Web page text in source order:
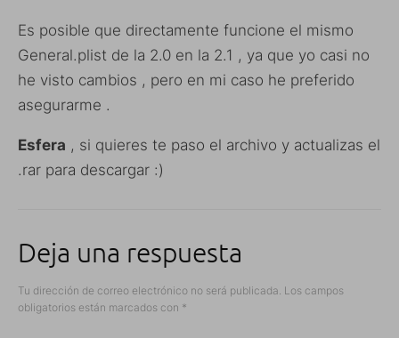
Es posible que directamente funcione el mismo
General.plist de la 2.0 en la 2.1 , ya que yo casi no
he visto cambios , pero en mi caso he preferido
asegurarme .
Esfera , si quieres te paso el archivo y actualizas el
.rar para descargar :)
Deja una respuesta
Tu dirección de correo electrónico no será publicada. Los campos
obligatorios están marcados con *